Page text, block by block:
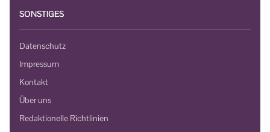
SONSTIGES
Datenschutz
Impressum
Kontakt
Über uns
Redaktionelle Richtlinien